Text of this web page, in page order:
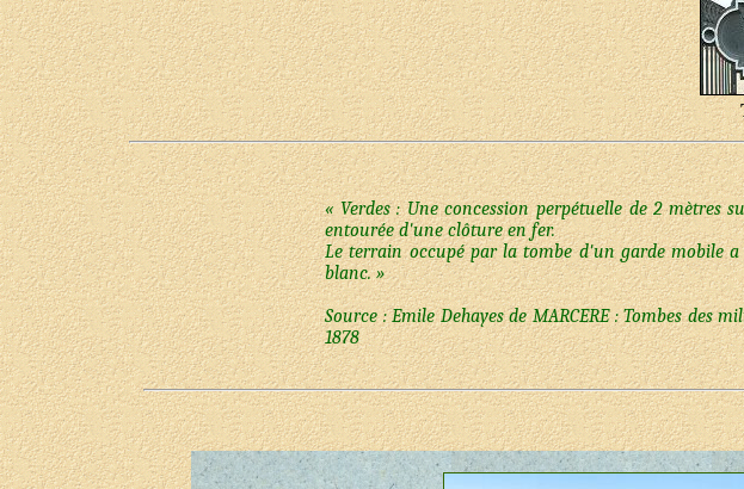
« Verdes : Une concession perpétuelle de 2
entourée d'une clôture en fer.
Le terrain occupé par la tombe d'un garde mobile
blanc. »
Source : Emile Dehayes de MARCERE : Tombes
1878